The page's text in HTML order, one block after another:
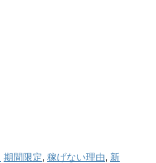
期間限定, 稼げない理由, 新